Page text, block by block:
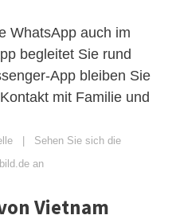
WhatsApp auch im
begleitet Sie rund
App bleiben Sie
mit Familie und
| Sehen Sie sich die
an
Vietnam